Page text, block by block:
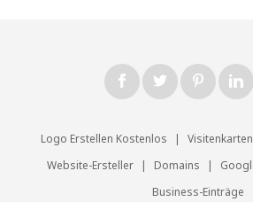
Logo Erstellen Kostenlos | Visitenkarten
Website-Ersteller
| Domains |
Business-Einträge